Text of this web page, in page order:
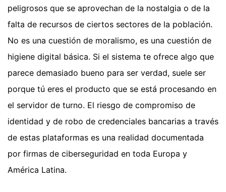
peligrosos que se aprovechan de la nostalgia o de la
falta de recursos de ciertos sectores de la población.
No es una cuestión de moralismo, es una cuestión de
higiene digital básica. Si el sistema te ofrece algo que
parece demasiado bueno para ser verdad, suele ser
porque tú eres el producto que se está procesando en
el servidor de turno. El riesgo de compromiso de
identidad y de robo de credenciales bancarias a través
de estas plataformas es una realidad documentada
por firmas de ciberseguridad en toda Europa y
América Latina.